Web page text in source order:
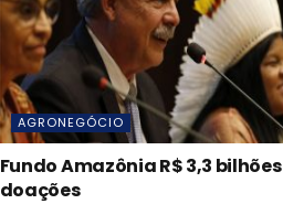
AGRONEGÓCIO
Fundo Amazônia R$ 3,3 bilhões
doações